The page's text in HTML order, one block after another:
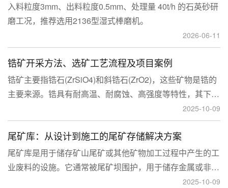
入料粒度3mm、出料粒度0.5mm、处理量 40t/h 的石英砂研
磨工况，推荐选用2136型湿式棒磨机。
2026-06-11
锆矿开采方法、选矿工艺流程及项目案例
锆矿主要指锆石(ZrSiO4)和斜锆石(ZrO2)，这些矿物是锆的
主要来源。锆具有耐高温、耐腐蚀、高强度等特性，其下游
应用涉及核工业、陶瓷、耐火材料、铸造、电子和化工等多
个领域，尤其在高性能陶瓷和锆基合金中的需求不断增长。
2025-10-09
尾矿库：从设计到施工的尾矿存储解决方案
尾矿库是用于储存矿山尾矿或其他矿物加工过程中产生的工
业废料的设施。它通常被尾矿坝围护，用于储存金属或非金
属矿山的尾矿。尾矿库通常包括尾矿处理系统、排水系统和
2025-10-09